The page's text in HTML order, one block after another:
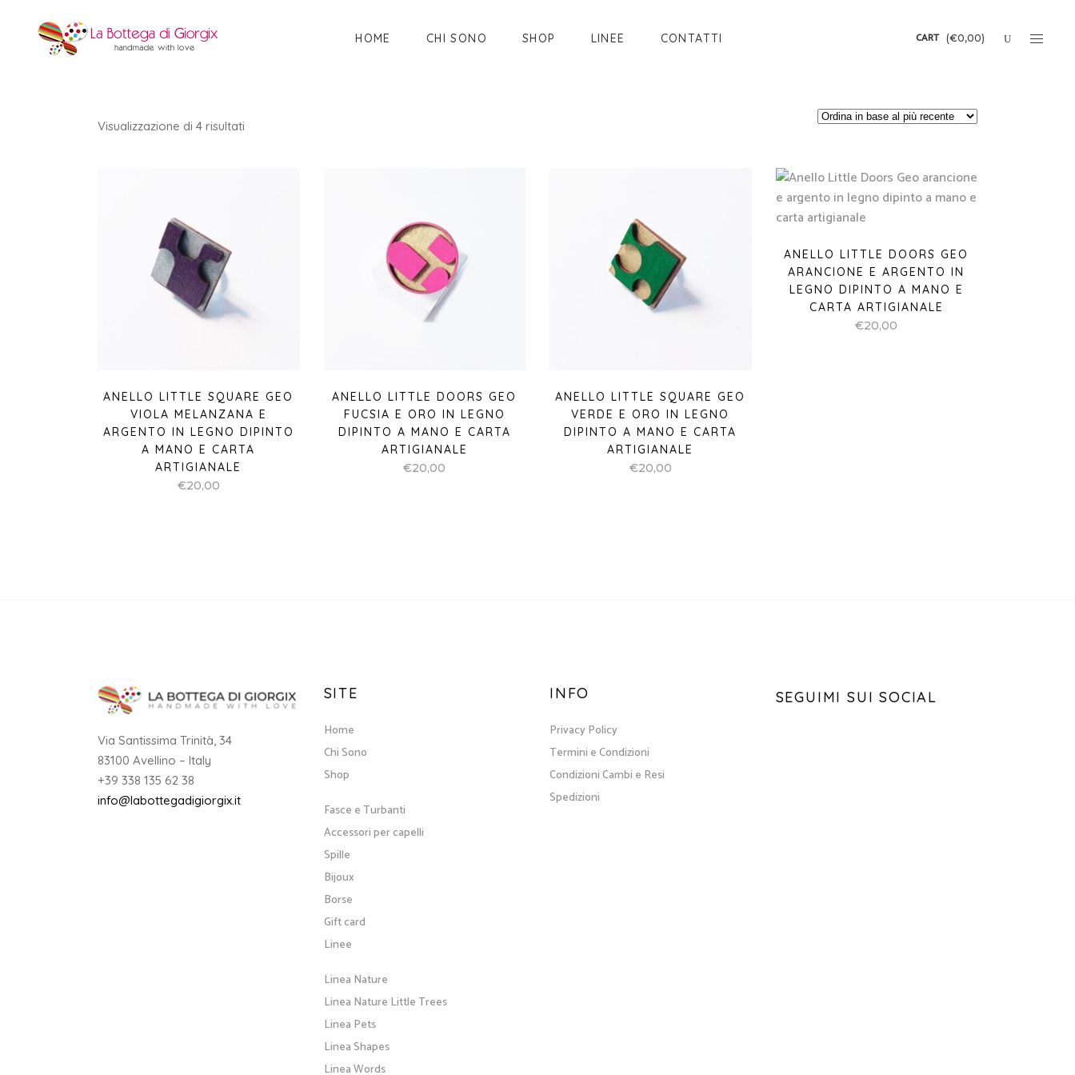
HOME CHI SONO SHOP LINEE CONTATTI CART (€0,00)
Visualizzazione di 4 risultati
ANELLO LITTLE SQUARE GEO
VIOLA MELANZANA E
ARGENTO IN LEGNO DIPINTO
A MANO E CARTA
ARTIGIANALE
€20,00
ANELLO LITTLE DOORS GEO
FUCSIA E ORO IN LEGNO
DIPINTO A MANO E CARTA
ARTIGIANALE
€20,00
ANELLO LITTLE SQUARE GEO
VERDE E ORO IN LEGNO
DIPINTO A MANO E CARTA
ARTIGIANALE
€20,00
ANELLO LITTLE DOORS GEO
ARANCIONE E ARGENTO IN
LEGNO DIPINTO A MANO E
CARTA ARTIGIANALE
€20,00
Via Santissima Trinità, 34
83100 Avellino – Italy
+39 338 135 62 38
info@labottegadigiorgix.it
SITE
Home
Chi Sono
Shop
Fasce e Turbanti
Accessori per capelli
Spille
Bijoux
Borse
Gift card
Linee
Linea Nature
Linea Nature Little Trees
Linea Pets
Linea Shapes
Linea Words
INFO
Privacy Policy
Termini e Condizioni
Condizioni Cambi e Resi
Spedizioni
SEGUIMI SUI SOCIAL